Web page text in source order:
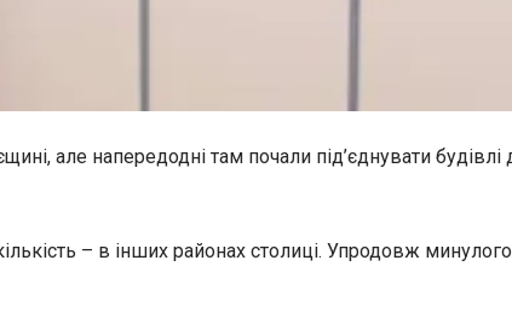
але напередодні там почали під’єднувати
– в інших районах столиці. Упродовж